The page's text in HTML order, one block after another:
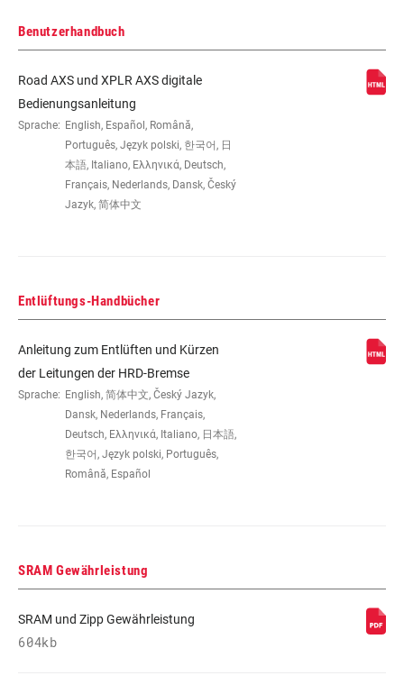
SCHALTWERK
UMWERFER VORNE RED AXS
KETTENBLATT n/a
SCHUTZ IM
LIEFERUMFANG
ENTHALTEN
n/a
Benutzerhandbuch
Road AXS und XPLR AXS digitale
Bedienungsanleitung
Sprache: English, Español, Română,
Português, Język polski, 한국어, 日
本語, Italiano, Ελληνικά, Deutsch,
Français, Nederlands, Dansk, Český
Jazyk, 简体中文
Entlüftungs-Handbücher
Anleitung zum Entlüften und Kürzen
der Leitungen der HRD-Bremse
Sprache: English, 简体中文, Český Jazyk,
Dansk, Nederlands, Français,
Deutsch, Ελληνικά, Italiano, 日本語,
한국어, Język polski, Português,
Română, Español
SRAM Gewährleistung
SRAM und Zipp Gewährleistung
604kb